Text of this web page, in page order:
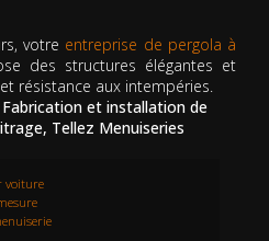
votre entreprise de pergola à
des structures élégantes et
résistance aux intempéries.
Fabrication et installation de
Tellez Menuiseries
voiture